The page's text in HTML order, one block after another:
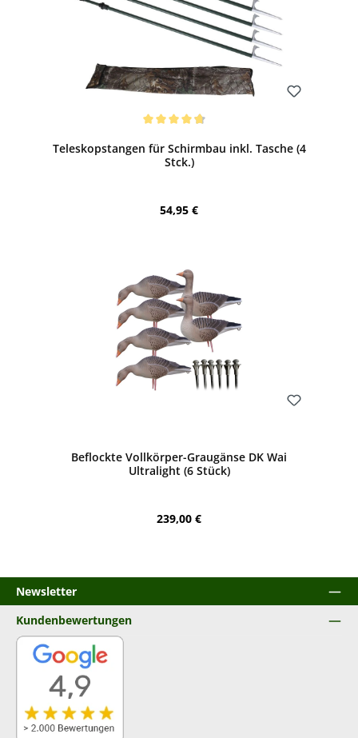
Teleskopstangen für Schirmbau inkl. Tasche (4
Stck.)
Regulärer Preis:
54,95 €
Beflockte Vollkörper-Graugänse DK Wai
Ultralight (6 Stück)
Regulärer Preis:
239,00 €
Newsletter
Kundenbewertungen